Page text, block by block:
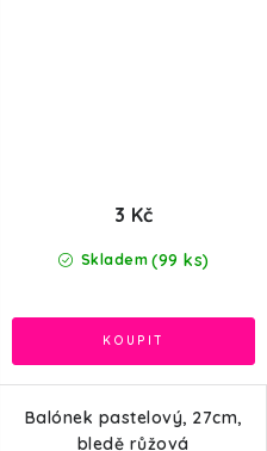
Skladem (99 ks)
3 Kč
Balónek pastelový, 27cm,
bledě růžová